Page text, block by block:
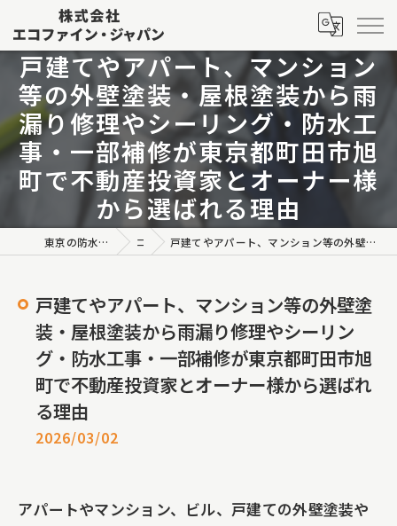
戸建てやアパート、マンション
等の外壁塗装・屋根塗装から雨
漏り修理やシーリング・防水工
事・一部補修が東京都町田市旭
町で不動産投資家とオーナー様
から選ばれる理由
東京の防水工事なら株式会社エコファイン・ジャパン コラム 戸建てやアパート、マンション等の外壁塗装・屋根塗装から雨漏り修理やシーリング・防水工事・一部補修が東京都町田市旭町で不動産投資家とオーナー様から選ばれる理由
戸建てやアパート、マンション等の外壁塗
装・屋根塗装から雨漏り修理やシーリン
グ・防水工事・一部補修が東京都町田市旭
町で不動産投資家とオーナー様から選ばれ
る理由
2026/03/02
アパートやマンション、ビル、戸建ての外壁塗装や